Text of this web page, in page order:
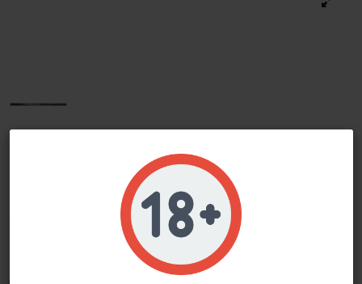
Recambio Cuchilla
Peladora Super Grower
Leaf Cutter 50cm
LLAMAS GROW NO VENDE ABSOLUTAMENTE NINGÚN PRODUCTO QUE ESTE FUERA DE LA LEY
TODOS LOS PRODUCTOS QUE SE VENDEN EN ESTA WEB SON EXCLUSIVAMENTE PARA LA HORTICULTURA
PROFESIONAL